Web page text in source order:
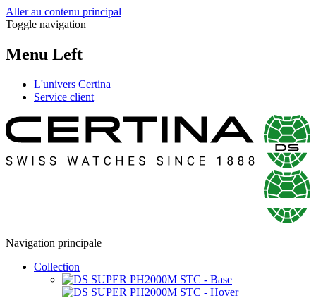
Aller au contenu principal
Toggle navigation
Menu Left
L'univers Certina
Service client
Navigation principale
Collection